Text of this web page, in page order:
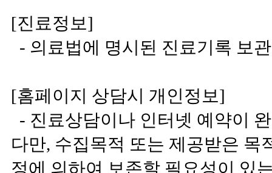
[진료정보]
- 의료법에 명시된 진료기록 보
[홈페이지 상담시 개인정보]
- 진료상담이나 인터넷 예약이
다만, 수집목적 또는 제공받은 목
정에 의하여 보존할 필요성이 있